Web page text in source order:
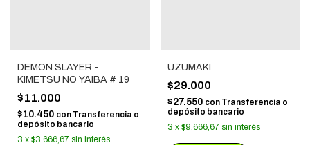
DEMON SLAYER -
KIMETSU NO YAIBA # 19
$11.000
$10.450 con Transferencia o
depósito bancario
3 x $3.666,67 sin interés
UZUMAKI
$29.000
$27.550 con Transferencia o
depósito bancario
3 x $9.666,67 sin interés